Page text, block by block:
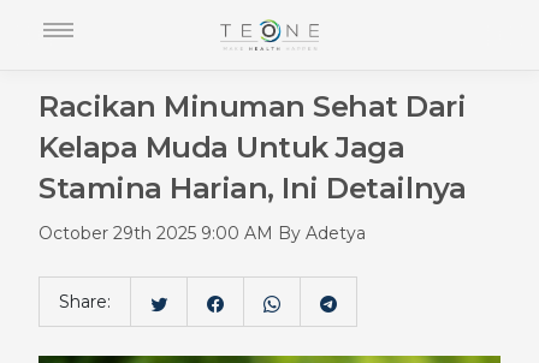
Racikan Minuman Sehat Dari
Kelapa Muda Untuk Jaga
Stamina Harian, Ini Detailnya
October 29th 2025 9:00 AM By Adetya
Share: